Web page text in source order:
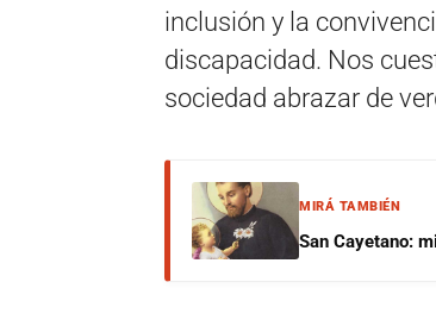
inclusión y la
discapacidad. Nos
sociedad abrazar de
MIRÁ TAMBIÉN
San Cayetano: